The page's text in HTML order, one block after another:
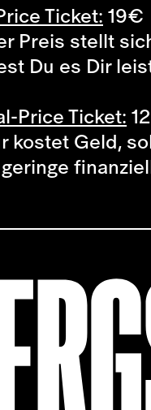
Ticket:19€
Preis stellt
Du es Dir
Price Ticket:12
kostet Geld,